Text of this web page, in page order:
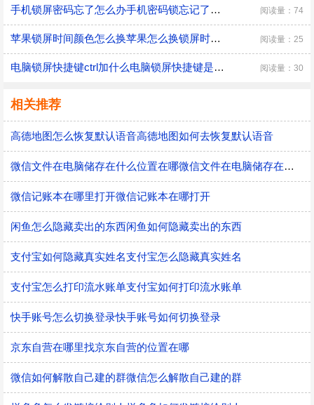
手机锁屏密码忘了怎么办手机密码锁忘记了怎么解决 阅读量：74
苹果锁屏时间颜色怎么换苹果怎么换锁屏时间颜色 阅读量：25
电脑锁屏快捷键ctrl加什么电脑锁屏快捷键是什么 阅读量：30
相关推荐
高德地图怎么恢复默认语音高德地图如何去恢复默认语音
微信文件在电脑储存在什么位置在哪微信文件在电脑储存在什么位置
微信记账本在哪里打开微信记账本在哪打开
闲鱼怎么隐藏卖出的东西闲鱼如何隐藏卖出的东西
支付宝如何隐藏真实姓名支付宝怎么隐藏真实姓名
支付宝怎么打印流水账单支付宝如何打印流水账单
快手账号怎么切换登录快手账号如何切换登录
京东自营在哪里找京东自营的位置在哪
微信如何解散自己建的群微信怎么解散自己建的群